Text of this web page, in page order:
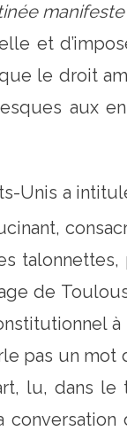
manifeste
et
le droit
aux
Unis a
de
pas un mot
lu, dans le